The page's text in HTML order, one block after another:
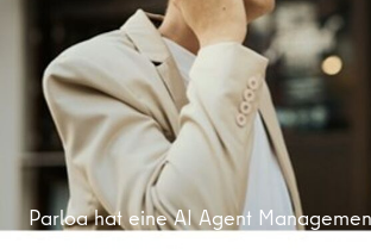
Parloa hat eine AI Agent
Weiterlesen